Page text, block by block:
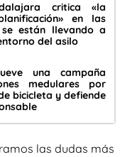
critica «la
en las
están llevando a
del asilo
una campaña
medulares por
bicicleta y defiende
las dudas más